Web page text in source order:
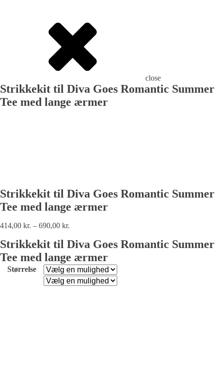
close
Strikkekit til Diva Goes Romantic Summer
Tee med lange ærmer
Strikkekit til Diva Goes Romantic Summer
Tee med lange ærmer
414,00 kr. – 690,00 kr.
Strikkekit til Diva Goes Romantic Summer
Tee med lange ærmer
Størrelse